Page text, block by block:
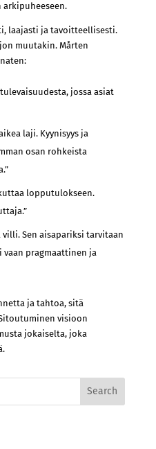
arkipuheeseen.
laajasti ja tavoitteellisesti.
muutakin. Mårten
jossa asiat
laji. Kyynisyys ja
osan rohkeista
lopputulokseen.
Sen aisapariksi tarvitaan
pragmaattinen ja
ja tahtoa, sitä
visioon
jokaiselta, joka